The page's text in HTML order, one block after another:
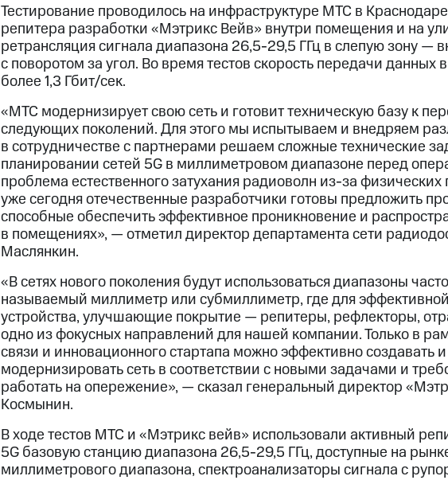
Тестирование проводилось на инфраструктуре МТС в
репитера разработки «Мэтрикс Вейв» внутри помещения и на
ретрансляция сигнала диапазона 26,5-29,5 ГГц в слепую зону —
с поворотом за угол. Во время тестов скорость передачи
более 1,3 Гбит/сек.
«МТС модернизирует свою сеть и готовит техническую базу к
следующих поколений. Для этого мы испытываем и внедряем
в сотрудничестве с партнерами решаем сложные технические
планировании сетей 5G в миллиметровом диапазоне перед
проблема естественного затухания радиоволн из-за
уже сегодня отечественные разработчики готовы предложить
способные обеспечить эффективное проникновение и
в помещениях», — отметил директор департамента сети
Маслянкин.
«В сетях нового поколения будут использоваться диапазоны
называемый миллиметр или субмиллиметр, где для
устройства, улучшающие покрытие — репитеры, рефлекторы,
одно из фокусных направлений для нашей компании. Только в
связи и инновационного стартапа можно эффективно создавать
модернизировать сеть в соответствии с новыми задачами и
работать на опережение», — сказал генеральный директор
Космынин.
В ходе тестов МТС и «Мэтрикс вейв» использовали активный
5G базовую станцию диапазона 26,5-29,5 ГГц, доступные на
миллиметрового диапазона, спектроанализаторы сигнала с